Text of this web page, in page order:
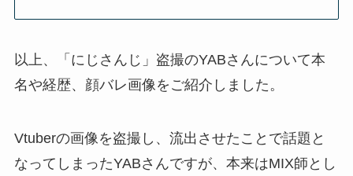
以上、「にじさんじ」盗撮のYABさんについて本
名や経歴、顔バレ画像をご紹介しました。
Vtuberの画像を盗撮し、流出させたことで話題と
なってしまったYABさんですが、本来はMIX師とし